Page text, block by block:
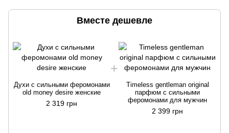
Вместе дешевле
Духи с сильными феромонами
old money desire женские
2 319 грн
Timeless gentleman original
парфюм с сильными
феромонами для мужчин
2 399 грн